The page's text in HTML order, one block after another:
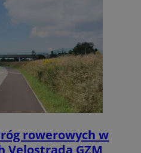
rowerowych w